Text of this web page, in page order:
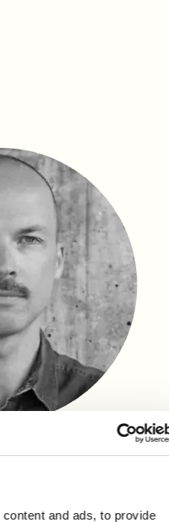
and ads, to provide